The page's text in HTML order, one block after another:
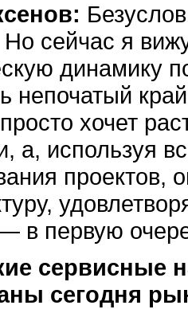
Но сейчас я
динамику
непочатый
хочет
а, используя
в первую
сервисные
сегодня